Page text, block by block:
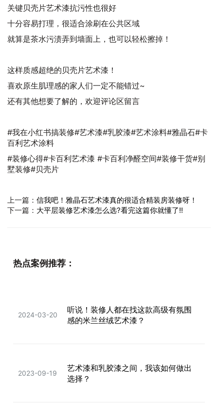
关键贝壳片艺术漆抗污性也很好
十分容易打理，很适合涂刷在公共区域
就算是茶水污渍弄到墙面上，也可以轻松擦掉！
这样质感超绝的贝壳片艺术漆！
喜欢原生肌理感的家人们一定不能错过~
还有其他想要了解的，欢迎评论区留言
#我在小红书搞装修#艺术漆#乳胶漆#艺术涂料#雅晶石#卡
百利艺术涂料
#装修心得#卡百利艺术漆 #卡百利净醛空间#装修干货#别
墅装修#贝壳片
上一篇： 信我吧！雅晶石艺术漆真的很适合精装房装修呀！
下一篇： 大平层装修艺术漆怎么选?看完这篇你就懂了!!
热点案例推荐：
2024-03-20
听说！装修人都在找这款高级有氛围
感的米兰丝绒艺术漆？
2023-09-19
艺术漆和乳胶漆之间，我该如何做出
选择？